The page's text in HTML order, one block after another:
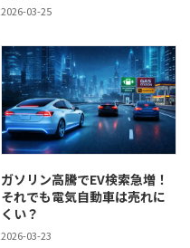
2026-03-25
ガソリン高騰でEV検索急増！
それでも電気自動車は売れに
くい？
2026-03-23